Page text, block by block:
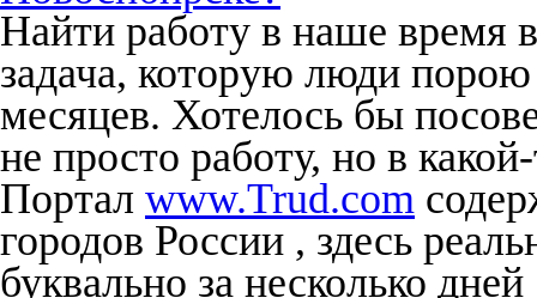
Найти работу в наше время
задача, которую люди
месяцев. Хотелось бы
не просто работу, но в
Портал www.Trud.com
городов России , здесь
буквально за несколько